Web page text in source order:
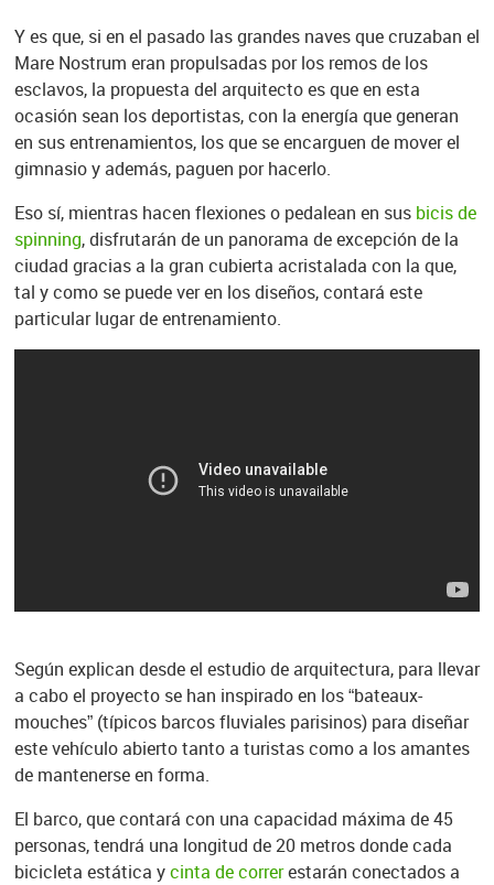
Y es que, si en el pasado las grandes naves que cruzaban el
Mare Nostrum eran propulsadas por los remos de los
esclavos, la propuesta del arquitecto es que en esta
ocasión sean los deportistas, con la energía que generan
en sus entrenamientos, los que se encarguen de mover el
gimnasio y además, paguen por hacerlo.
Eso sí, mientras hacen flexiones o pedalean en sus bicis de
spinning, disfrutarán de un panorama de excepción de la
ciudad gracias a la gran cubierta acristalada con la que,
tal y como se puede ver en los diseños, contará este
particular lugar de entrenamiento.
Según explican desde el estudio de arquitectura, para llevar
a cabo el proyecto se han inspirado en los “bateaux-
mouches” (típicos barcos fluviales parisinos) para diseñar
este vehículo abierto tanto a turistas como a los amantes
de mantenerse en forma.
El barco, que contará con una capacidad máxima de 45
personas, tendrá una longitud de 20 metros donde cada
bicicleta estática ycinta de correrestarán conectados a